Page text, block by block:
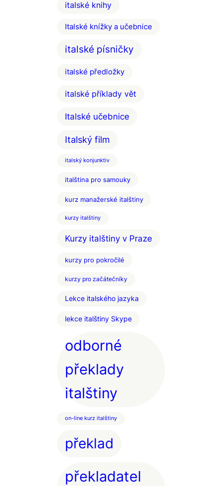
italské knihy
Italské knížky a učebnice
italské písničky
italské předložky
italské příklady vět
Italské učebnice
Italský film
italský konjunktiv
italština pro samouky
kurz manažerské italštiny
kurzy italštiny
Kurzy italštiny v Praze
kurzy pro pokročilé
kurzy pro začátečníky
Lekce italského jazyka
lekce italštiny Skype
odborné
překlady
italštiny
on-line kurz italštiny
překlad
překladatel